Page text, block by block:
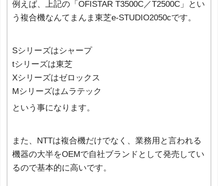
例えば、上記の「OFISTAR T3500C／T2500C」とい
う複合機なんてまんま東芝e-STUDIO2050cです。
Sシリーズはシャープ
tシリーズは東芝
Xシリーズはゼロックス
Mシリーズはムラテック
という事になります。
また、NTTは複合機だけでなく、業務用と言われる
機器の大半をOEMで自社ブランドとして発売してい
るので基本的に高いです。